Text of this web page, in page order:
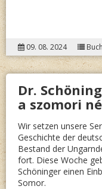
09. 08. 2024
Dr.
a szomori
Wir setzen unsere
Geschichte der
Bestand der
fort. Diese Woche
Schöninger einen
Somor.